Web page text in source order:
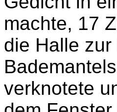
machte, 17
die Halle
verknotete